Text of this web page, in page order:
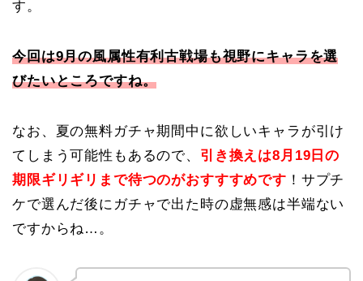
す。
今回は9月の風属性有利古戦場も視野にキャラを選
びたいところですね。
なお、夏の無料ガチャ期間中に欲しいキャラが引け
てしまう可能性もあるので、 引き換えは8月19日の
期限ギリギリまで待つのがおすすすめです ！サプチ
ケで選んだ後にガチャで出た時の虚無感は半端ない
ですからね…。